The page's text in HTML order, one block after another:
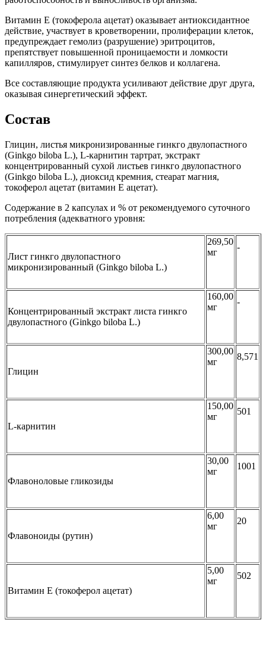
Витамин Е (токоферола ацетат) оказывает антиоксидантное
действие, участвует в кроветворении, пролиферации клеток,
предупреждает гемолиз (разрушение) эритроцитов,
препятствует повышенной проницаемости и ломкости
капилляров, стимулирует синтез белков и коллагена.
Все составляющие продукта усиливают действие друг друга,
оказывая синергетический эффект.
Состав
Глицин, листья микронизированные гинкго двулопастного
(Ginkgo biloba L.), L-карнитин тартрат, экстракт
концентрированный сухой листьев гинкго двулопастного
(Ginkgo biloba L.), диоксид кремния, стеарат магния,
токоферол ацетат (витамин Е ацетат).
Содержание в 2 капсулах и % от рекомендуемого суточного
потребления (адекватного уровня:
Лист гинкго двулопастного
микронизированный (Ginkgo biloba L.)
269,50
мг
-
Концентрированный экстракт листа гинкго
двулопастного (Ginkgo biloba L.)
160,00
мг
-
Глицин
300,00
мг
8,571
L-карнитин
150,00
мг
501
Флавоноловые гликозиды
30,00
мг
1001
Флавоноиды (рутин)
6,00
мг
20
Витамин Е (токоферол ацетат)
5,00
мг
502